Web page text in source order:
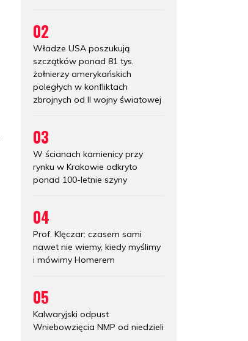
02
Władze USA poszukują
szczątków ponad 81 tys.
żołnierzy amerykańskich
poległych w konfliktach
zbrojnych od II wojny światowej
03
W ścianach kamienicy przy
rynku w Krakowie odkryto
ponad 100-letnie szyny
04
Prof. Klęczar: czasem sami
nawet nie wiemy, kiedy myślimy
i mówimy Homerem
05
Kalwaryjski odpust
Wniebowzięcia NMP od niedzieli